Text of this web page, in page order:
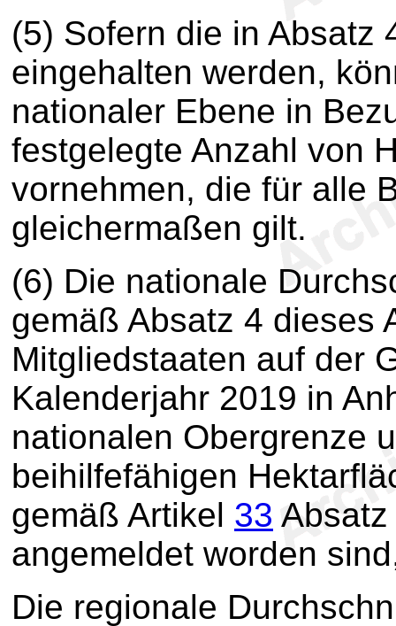
(5) Sofern die in Absatz
eingehalten werden,
nationaler Ebene in
festgelegte Anzahl von
vornehmen, die für alle
gleichermaßen gilt.
(6) Die nationale
gemäß Absatz 4 dieses
Mitgliedstaaten auf der
Kalenderjahr 2019 in
nationalen Obergrenze
beihilfefähigen
gemäß Artikel 33
angemeldet worden
Die regionale